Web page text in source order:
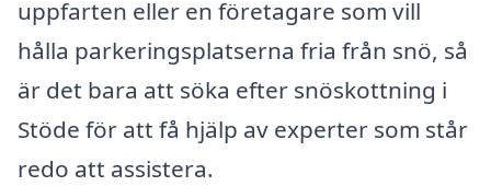
uppfarten eller en företagare som vill
hålla parkeringsplatserna fria från snö, så
är det bara att söka efter snöskottning i
Stöde för att få hjälp av experter som står
redo att assistera.